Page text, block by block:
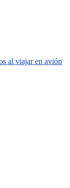
al viajar en avión